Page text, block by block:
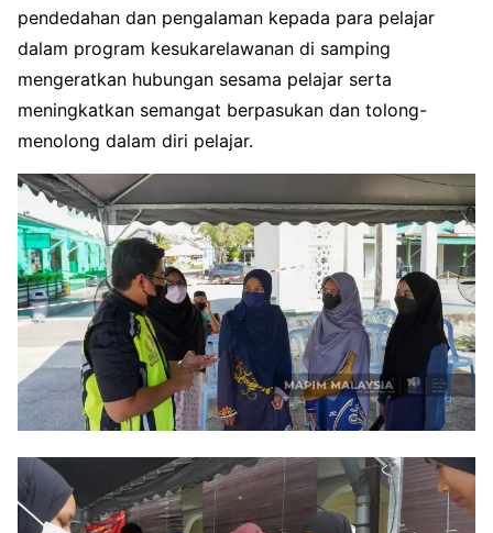
pendedahan dan pengalaman kepada para pelajar
dalam program kesukarelawanan di samping
mengeratkan hubungan sesama pelajar serta
meningkatkan semangat berpasukan dan tolong-
menolong dalam diri pelajar.